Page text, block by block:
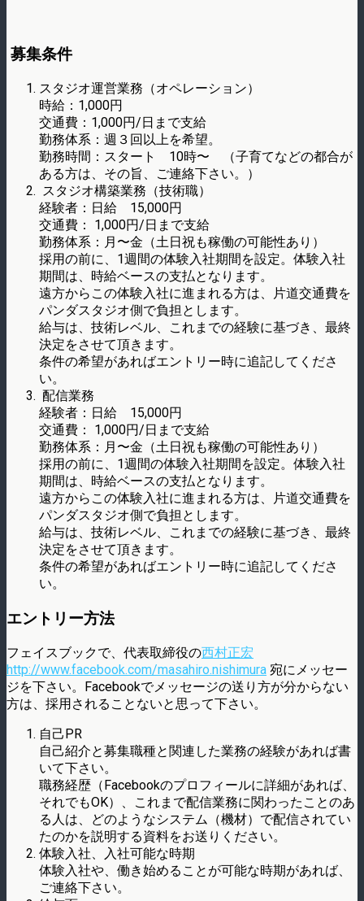
募集条件
スタジオ運営業務（オペレーション）
時給：1,000円
交通費：1,000円/日まで支給
勤務体系：週３回以上を希望。
勤務時間：スタート 10時〜 （子育てなどの都合が
ある方は、その旨、ご連絡下さい。）
スタジオ構築業務（技術職）
経験者：日給 15,000円
交通費： 1,000円/日まで支給
勤務体系：月〜金（土日祝も稼働の可能性あり）
採用の前に、1週間の体験入社期間を設定。体験入社
期間は、時給ベースの支払となります。
遠方からこの体験入社に進まれる方は、片道交通費を
パンダスタジオ側で負担とします。
給与は、技術レベル、これまでの経験に基づき、最終
決定をさせて頂きます。
条件の希望があればエントリー時に追記してくださ
い。
配信業務
経験者：日給 15,000円
交通費： 1,000円/日まで支給
勤務体系：月〜金（土日祝も稼働の可能性あり）
採用の前に、1週間の体験入社期間を設定。体験入社
期間は、時給ベースの支払となります。
遠方からこの体験入社に進まれる方は、片道交通費を
パンダスタジオ側で負担とします。
給与は、技術レベル、これまでの経験に基づき、最終
決定をさせて頂きます。
条件の希望があればエントリー時に追記してくださ
い。
エントリー方法
フェイスブックで、代表取締役の西村正宏
http://www.facebook.com/masahiro.nishimura 宛にメッセー
ジを下さい。Facebookでメッセージの送り方が分からない
方は、採用されることないと思って下さい。
自己PR
自己紹介と募集職種と関連した業務の経験があれば書
いて下さい。
職務経歴（Facebookのプロフィールに詳細があれば、
それでもOK）、これまで配信業務に関わったことのあ
る人は、どのようなシステム（機材）で配信されてい
たのかを説明する資料をお送りください。
体験入社、入社可能な時期
体験入社や、働き始めることが可能な時期があれば、
ご連絡下さい。